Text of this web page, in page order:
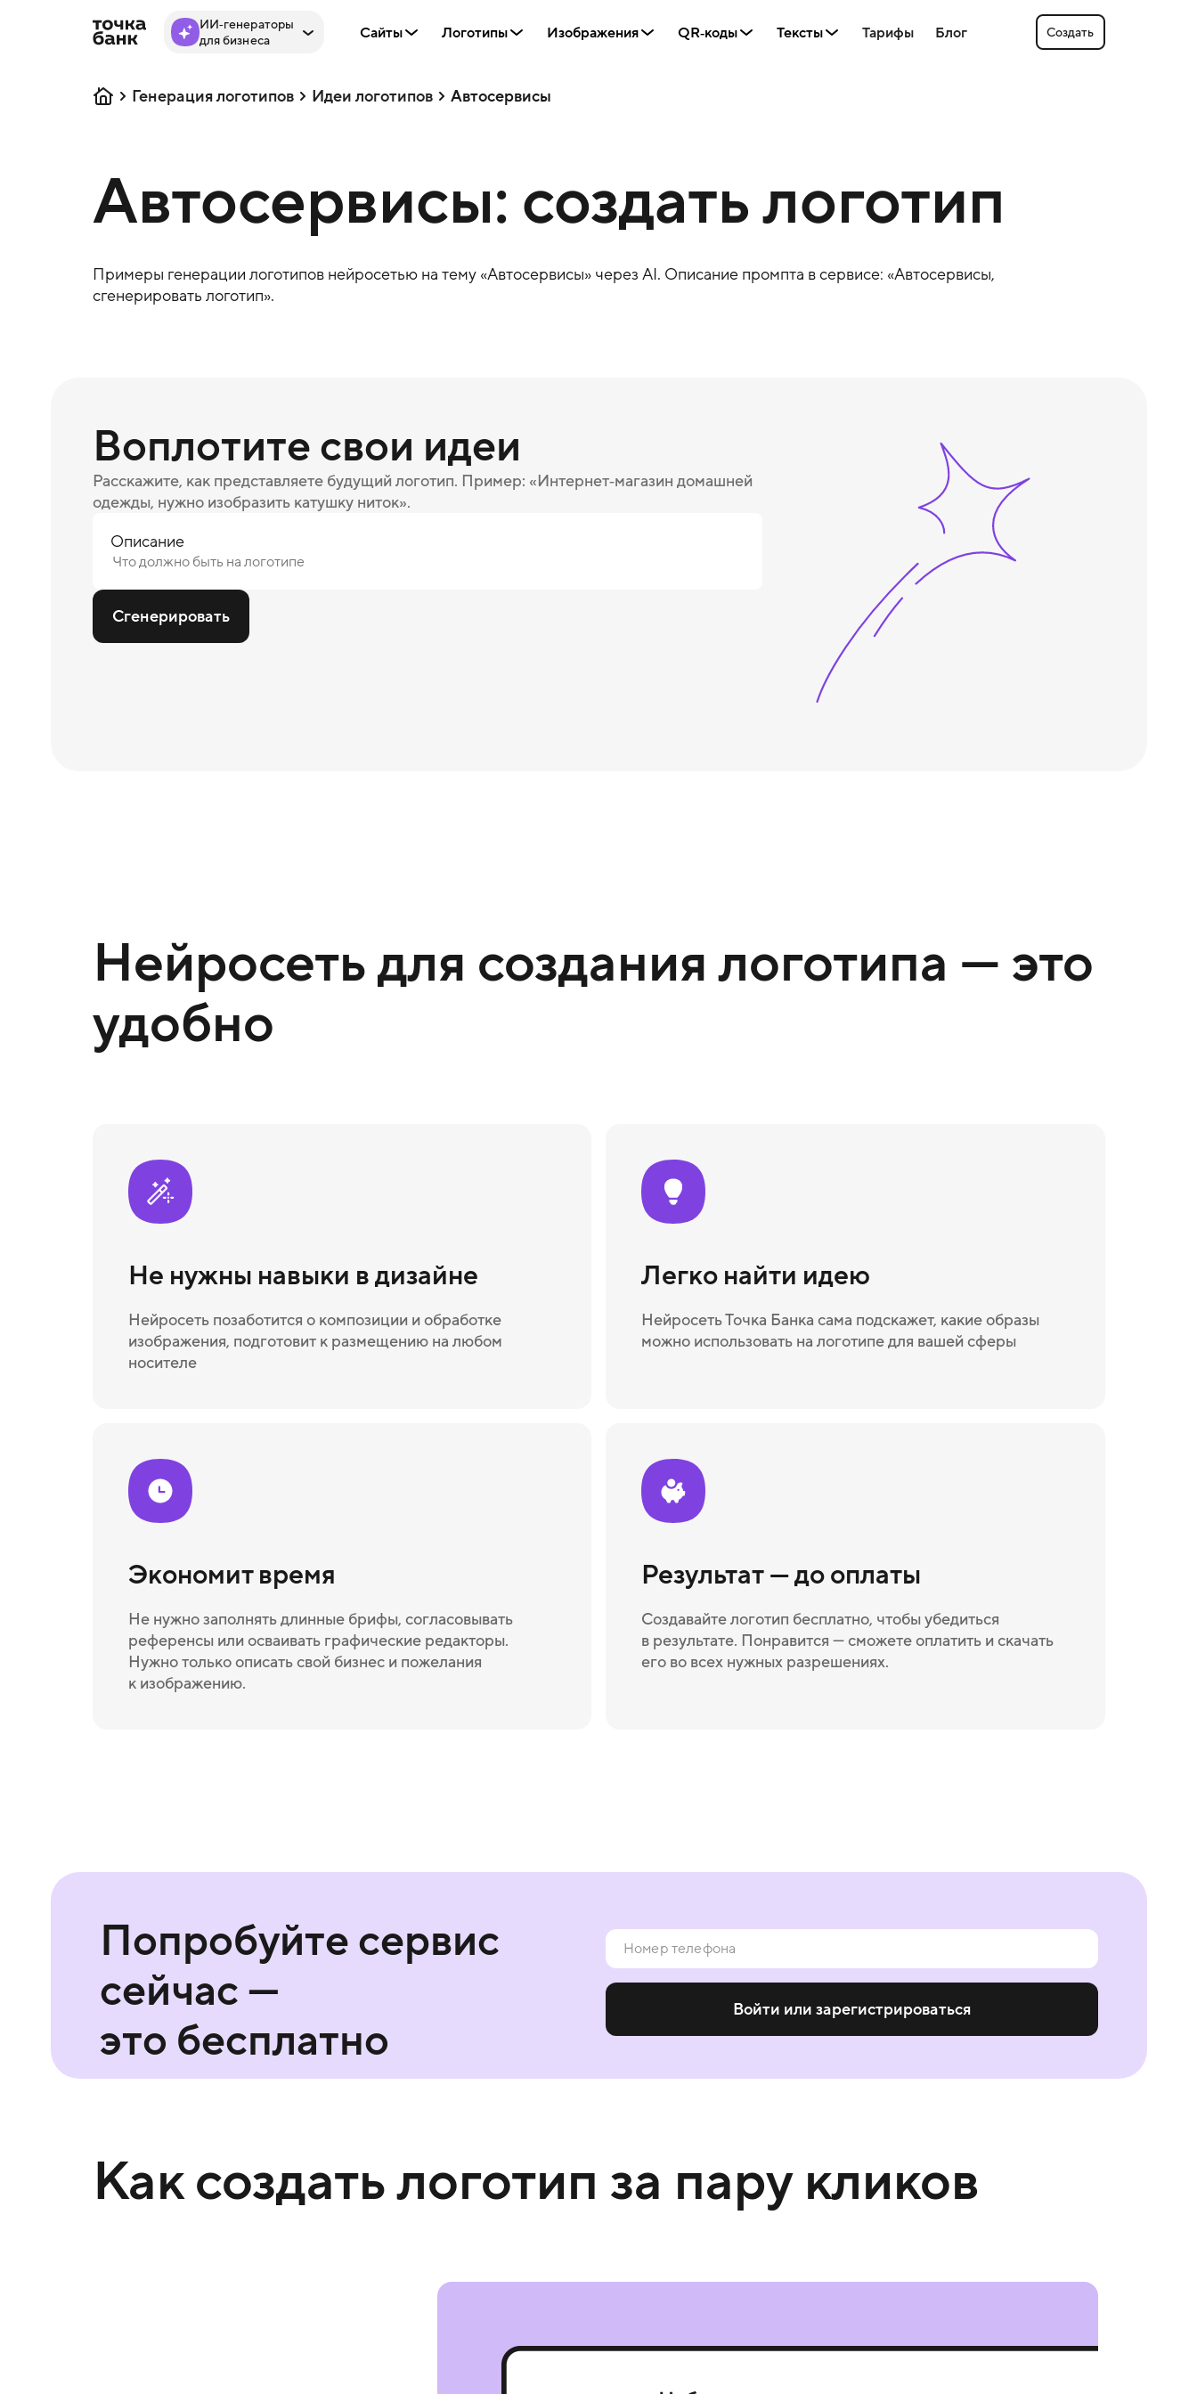
ИИ‑генераторы
для бизнеса
Сайты Логотипы Изображения QR‑коды Тексты Тарифы Блог Создать
Генерация логотипов Идеи логотипов Автосервисы
Автосервисы: создать логотип
Примеры генерации логотипов нейросетью на тему «Автосервисы» через AI. Описание промпта в сервисе: «Автосервисы,
сгенерировать логотип».
Воплотите свои идеи
Расскажите, как представляете будущий логотип. Пример: «Интернет‑магазин домашней
одежды, нужно изобразить катушку ниток».
Описание
Сгенерировать
Нейросеть для создания логотипа — это
удобно
Не нужны навыки в дизайне
Нейросеть позаботится о композиции и обработке
изображения, подготовит к размещению на любом
носителе
Легко найти идею
Нейросеть Точка Банка сама подскажет, какие образы
можно использовать на логотипе для вашей сферы
Экономит время
Не нужно заполнять длинные брифы, согласовывать
референсы или осваивать графические редакторы.
Нужно только описать свой бизнес и пожелания
к изображению.
Результат — до оплаты
Создавайте логотип бесплатно, чтобы убедиться
в результате. Понравится — сможете оплатить и скачать
его во всех нужных разрешениях.
Попробуйте сервис
сейчас —
это бесплатно
Войти или зарегистрироваться
Как создать логотип за пару кликов